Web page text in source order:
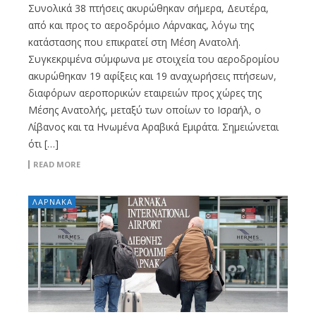
Συνολικά 38 πτήσεις ακυρώθηκαν σήμερα, Δευτέρα,
από και προς το αεροδρόμιο Λάρνακας, λόγω της
κατάστασης που επικρατεί στη Μέση Ανατολή.
Συγκεκριμένα σύμφωνα με στοιχεία του αεροδρομίου
ακυρώθηκαν 19 αφίξεις και 19 αναχωρήσεις πτήσεων,
διαφόρων αεροπορικών εταιρειών προς χώρες της
Μέσης Ανατολής, μεταξύ των οποίων το Ισραήλ, ο
Λίβανος και τα Ηνωμένα Αραβικά Εμιράτα. Σημειώνεται
ότι […]
READ MORE
ΛΑΡΝΑΚΑ